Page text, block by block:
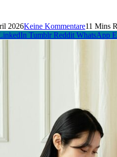
2026Keine Kommentare11 Mins
Tumblr Reddit WhatsApp